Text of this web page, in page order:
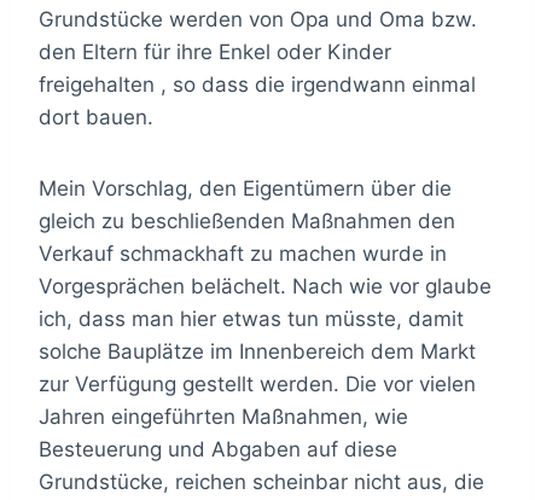
Grundstücke werden von Opa und Oma bzw.
den Eltern für ihre Enkel oder Kinder
freigehalten , so dass die irgendwann einmal
dort bauen.
Mein Vorschlag, den Eigentümern über die
gleich zu beschließenden Maßnahmen den
Verkauf schmackhaft zu machen wurde in
Vorgesprächen belächelt. Nach wie vor glaube
ich, dass man hier etwas tun müsste, damit
solche Bauplätze im Innenbereich dem Markt
zur Verfügung gestellt werden. Die vor vielen
Jahren eingeführten Maßnahmen, wie
Besteuerung und Abgaben auf diese
Grundstücke, reichen scheinbar nicht aus, die